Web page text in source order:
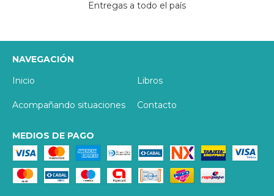
Entregas a todo el país
NAVEGACIÓN
Inicio
Libros
Acompañando situaciones Contacto
MEDIOS DE PAGO